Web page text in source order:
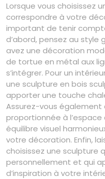
Lorsque vous choisissez
correspondre à votre
important de tenir
d’abord, pensez au style
avez une décoration
de tortue en métal aux
s’intégrer. Pour un
une sculpture en bois
apporter une touche
Assurez-vous
proportionnée à l’espace
équilibre visuel
votre décoration. Enfin,
choisissez une sculpture
personnellement et qui
d’inspiration à votre